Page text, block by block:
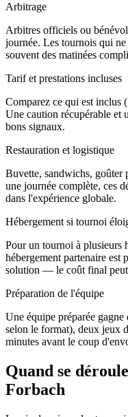
Arbitrage
Arbitres officiels ou
journée. Les tournois qui
souvent des matinées
Tarif et prestations incluses
Comparez ce qui est inclus
Une caution récupérable et
bons signaux.
Restauration et logistique
Buvette, sandwichs, goûter
une journée complète, ces
dans l'expérience globale.
Hébergement si tournoi
Pour un tournoi à plusieurs
hébergement partenaire est
solution — le coût final
Préparation de l'équipe
Une équipe préparée
selon le format), deux jeux
minutes avant le coup
Quand se
Forbach